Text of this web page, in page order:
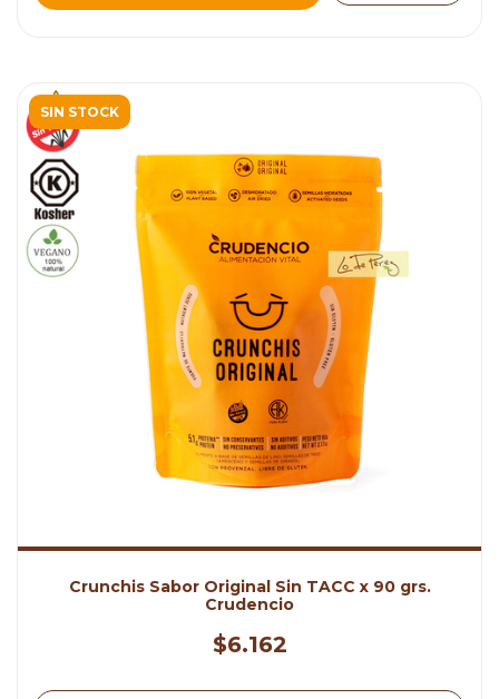
SIN STOCK
Crunchis Sabor Original Sin TACC x 90 grs.
Crudencio
$6.162